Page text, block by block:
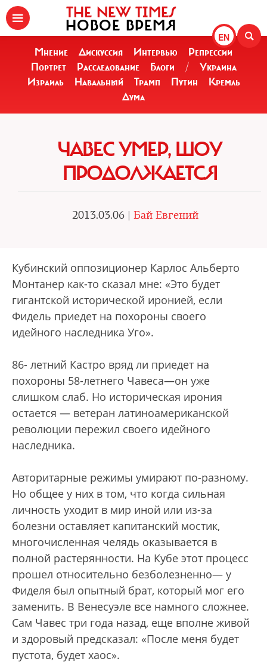
EN
THE NEW TIMES
НОВОЕ ВРЕМЯ
Мнение Дискуссия Интервью
Репрессии
Портрет
Расследование Блоги /
Украина
Израиль
Навальный Трамп Путин
Кремль
Дума
ЧАВЕС УМЕР, ШОУ
ПРОДОЛЖАЕТСЯ
2013.03.06 | Бай Евгений
Кубинский оппозиционер Карлос Альберто
Монтанер как-то сказал мне: «Это будет
гигантской исторической иронией, если
Фидель приедет на похороны своего
идейного наследника Уго».
86- летний Кастро вряд ли приедет на
похороны 58-летнего Чавеса—он уже
слишком слаб. Но историческая ирония
остается — ветеран латиноамериканской
революции пережил своего идейного
наследника.
Авторитарные режимы умирают по-разному.
Но общее у них в том, что когда сильная
личность уходит в мир иной или из-за
болезни оставляет капитанский мостик,
многочисленная челядь оказывается в
полной растерянности. На Кубе этот процесс
прошел относительно безболезненно— у
Фиделя был опытный брат, который мог его
заменить. В Венесуэле все намного сложнее.
Сам Чавес три года назад, еще вполне живой
и здоровый предсказал: «После меня будет
пустота, будет хаос».